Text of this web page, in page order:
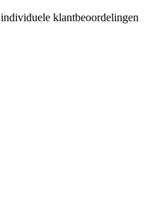
individuele klantbeoordelingen